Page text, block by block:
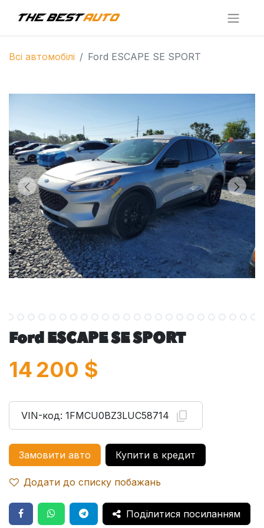
Всі автомобілі Ford ESCAPE SE SPORT
Ford ESCAPE SE SPORT
14 200 $
VIN-код: 1FMCU0BZ3LUC58714
Замовити авто Купити в кредит
Додати до списку побажань
Поділитися посиланням